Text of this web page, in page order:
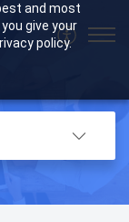
and most
give your
policy.